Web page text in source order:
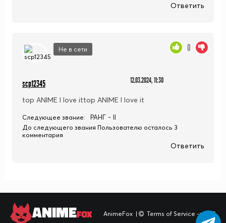
Ответить
Не в сети
scp12345 12.03.2024, 11:30
top ANIME I love ittop ANIME I love it
0
Следующее звание: РАНГ - II
До следующего звания Пользователю осталось 3
комментария
Ответить
ANIMEFOX AnimeFox | Terms of Service -> TOS